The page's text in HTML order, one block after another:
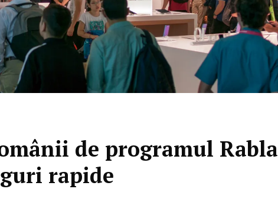
de programul Rabla
rapide